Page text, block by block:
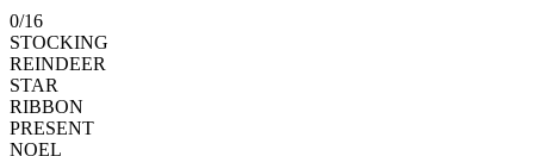
0/16
STOCKING
REINDEER
STAR
RIBBON
PRESENT
NOEL